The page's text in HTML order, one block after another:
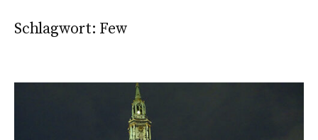
Schlagwort: Few